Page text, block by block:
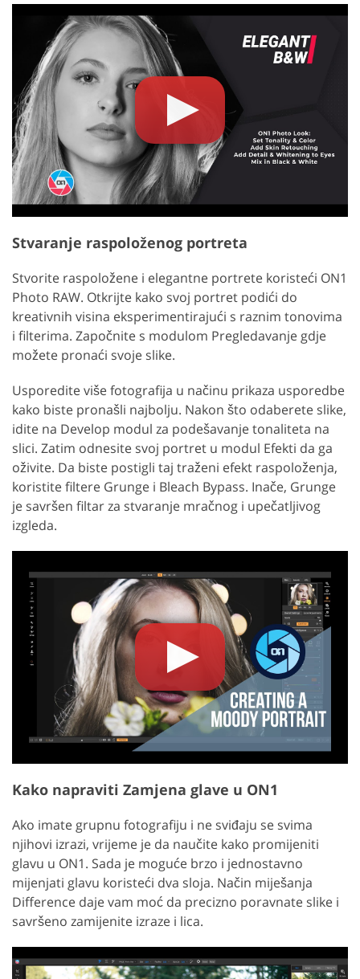
Stvaranje raspoloženog portreta
Stvorite raspoložene i elegantne portrete koristeći ON1
Photo RAW. Otkrijte kako svoj portret podići do
kreativnih visina eksperimentirajući s raznim tonovima
i filterima. Započnite s modulom Pregledavanje gdje
možete pronaći svoje slike.
Usporedite više fotografija u načinu prikaza usporedbe
kako biste pronašli najbolju. Nakon što odaberete slike,
idite na Develop modul za podešavanje tonaliteta na
slici. Zatim odnesite svoj portret u modul Efekti da ga
oživite. Da biste postigli taj traženi efekt raspoloženja,
koristite filtere Grunge i Bleach Bypass. Inače, Grunge
je savršen filtar za stvaranje mračnog i upečatljivog
izgleda.
Kako napraviti Zamjena glave u ON1
Ako imate grupnu fotografiju i ne sviđaju se svima
njihovi izrazi, vrijeme je da naučite kako promijeniti
glavu u ON1. Sada je moguće brzo i jednostavno
mijenjati glavu koristeći dva sloja. Način miješanja
Difference daje vam moć da precizno poravnate slike i
savršeno zamijenite izraze i lica.